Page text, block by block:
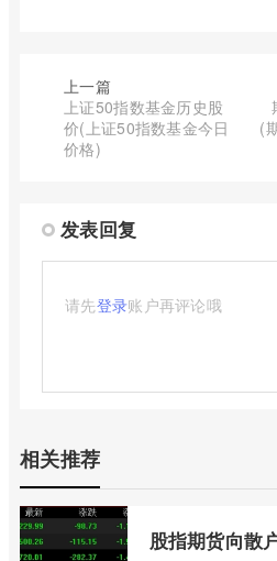
上一篇
上证50指数基金历史股
价(上证50指数基金今日
价格)
(
发表回复
请先登录账户再评论哦
相关推荐